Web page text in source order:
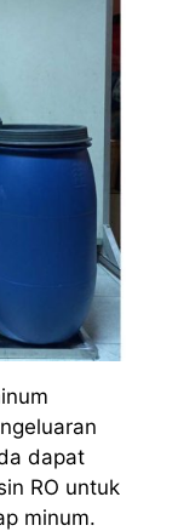
dapat
RO untuk
minum.